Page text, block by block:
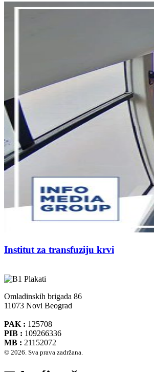
Institut za transfuziju krvi
Omladinskih brigada 86
11073 Novi Beograd
PAK : 125708
PIB : 109266336
MB : 21152072
© 2026. Sva prava zadržana.